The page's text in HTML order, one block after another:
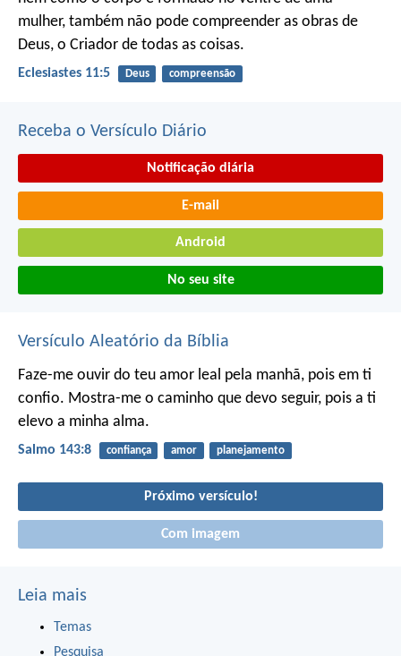
mulher, também não pode compreender as obras de
Deus, o Criador de todas as coisas.
Eclesiastes 11:5 Deus compreensão
Receba o Versículo Diário
Notificação diária
E-mail
Android
No seu site
Versículo Aleatório da Bíblia
Faze-me ouvir do teu amor leal pela manhã, pois em ti
confio. Mostra-me o caminho que devo seguir, pois a ti
elevo a minha alma.
Salmo 143:8 confiança amor planejamento
Próximo versículo!
Com imagem
Leia mais
Temas
Pesquisa